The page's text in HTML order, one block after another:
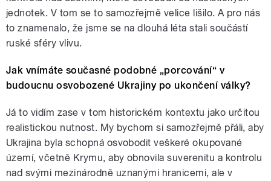
jednotek. V tom se to samozřejmě velice lišilo. A pro nás
to znamenalo, že jsme se na dlouhá léta stali součástí
ruské sféry vlivu.
Jak vnímáte současné podobné „porcování“ v
budoucnu osvobozené Ukrajiny po ukončení války?
Já to vidím zase v tom historickém kontextu jako určitou
realistickou nutnost. My bychom si samozřejmě přáli, aby
Ukrajina byla schopná osvobodit veškeré okupované
území, včetně Krymu, aby obnovila suverenitu a kontrolu
nad svými mezinárodně uznanými hranicemi, ale v